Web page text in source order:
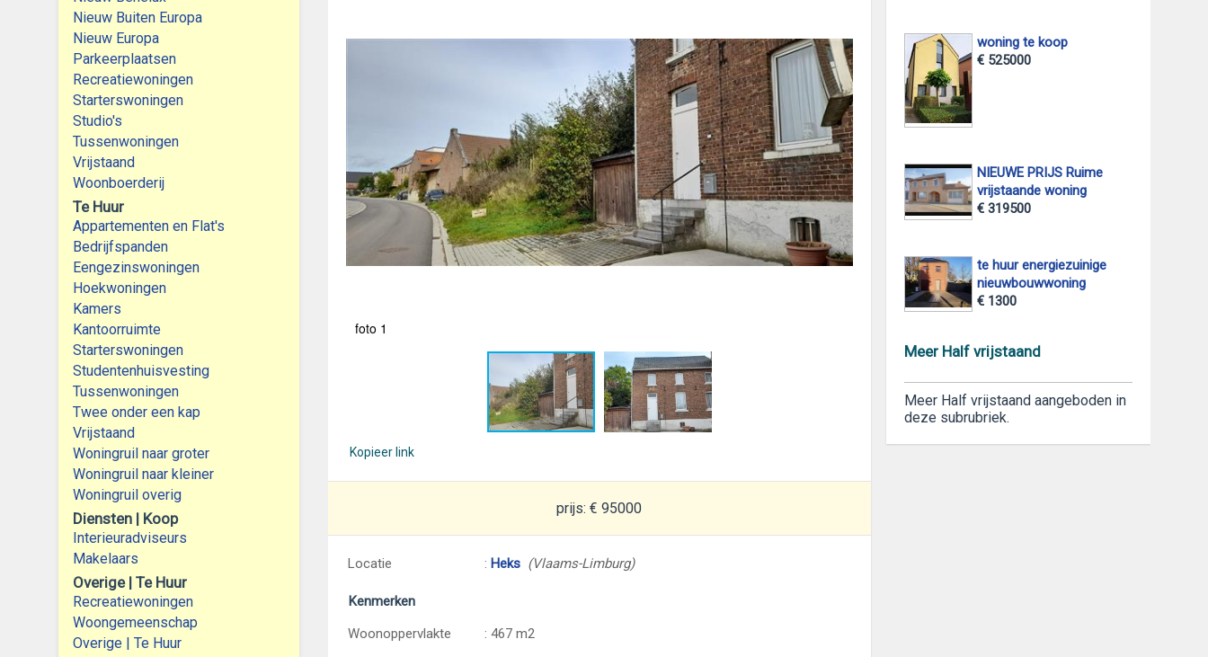
Nieuw Buiten Europa
Nieuw Europa
Parkeerplaatsen
Recreatiewoningen
Starterswoningen
Studio's
Tussenwoningen
Vrijstaand
Woonboerderij
Te Huur
Appartementen en Flat's
Bedrijfspanden
Eengezinswoningen
Hoekwoningen
Kamers
Kantoorruimte
Starterswoningen
Studentenhuisvesting
Tussenwoningen
Twee onder een kap
Vrijstaand
Woningruil naar groter
Woningruil naar kleiner
Woningruil overig
Diensten | Koop
Interieuradviseurs
Makelaars
Overige | Te Huur
Recreatiewoningen
Woongemeenschap
Overige | Te Huur
foto 1
Kopieer link
prijs: € 95000
Locatie : Heks (Vlaams-Limburg)
Kenmerken
Woonoppervlakte
: 467 m2
woning te koop
€ 525000
NIEUWE PRIJS Ruime
vrijstaande woning
€ 319500
te huur energiezuinige
nieuwbouwwoning
€ 1300
Meer Half vrijstaand
Meer Half vrijstaand aangeboden in
deze subrubriek.